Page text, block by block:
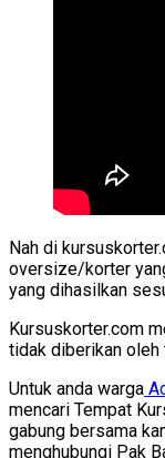
Nah di
oversize/korter
yang dihasilkan
Kursuskorter.com
tidak diberikan oleh
Untuk anda warga
mencari Tempat
gabung bersama
menghubungi Pak